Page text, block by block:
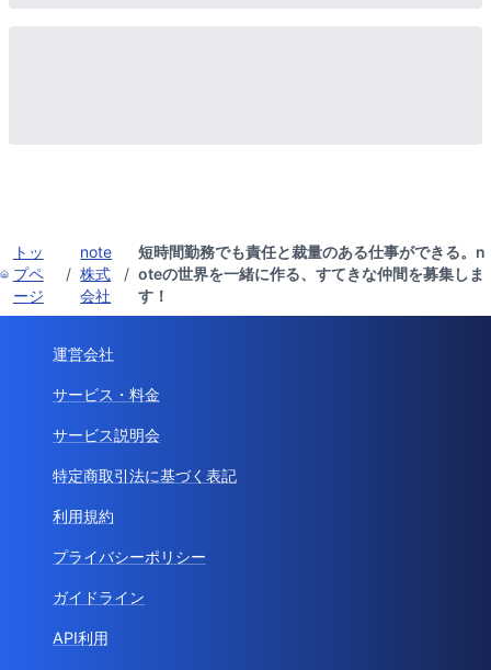
トッ
プペ
ージ
/
note
株式
会社
/
短時間勤務でも責任と裁量のある仕事ができる。n
oteの世界を一緒に作る、すてきな仲間を募集しま
す！
運営会社
サービス・料金
サービス説明会
特定商取引法に基づく表記
利用規約
プライバシーポリシー
ガイドライン
API利用